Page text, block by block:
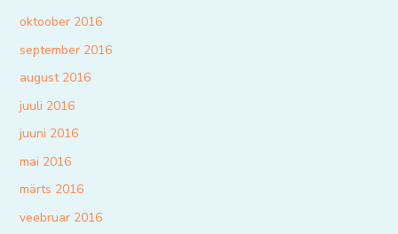
oktoober 2016
september 2016
august 2016
juuli 2016
juuni 2016
mai 2016
märts 2016
veebruar 2016